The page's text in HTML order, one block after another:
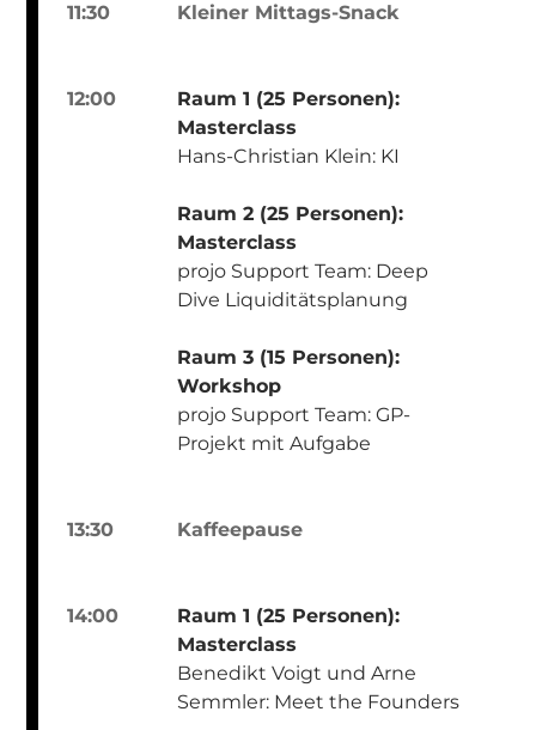
11:30 Kleiner Mittags-Snack
12:00
Raum 1 (25 Personen):
Masterclass
Hans-Christian Klein: KI
Raum 2 (25 Personen):
Masterclass
projo Support Team: Deep
Dive Liquiditätsplanung
Raum 3 (15 Personen):
Workshop
projo Support Team: GP-
Projekt mit Aufgabe
13:30 Kaffeepause
14:00
Raum 1 (25 Personen):
Masterclass
Benedikt Voigt und Arne
Semmler: Meet the Founders